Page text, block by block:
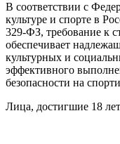
В соответствии с
культуре и спорте в
329-ФЗ, требование к
обеспечивает
культурных и
эффективного
безопасности на
Лица, достигшие 18 лет